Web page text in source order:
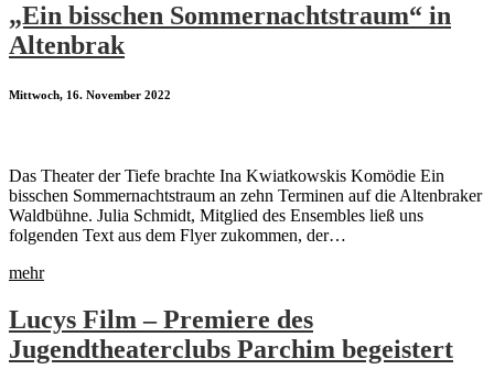
„Ein bisschen Sommernachtstraum“ in
Altenbrak
Mittwoch, 16. November 2022
Das Theater der Tiefe brachte Ina Kwiatkowskis Komödie Ein
bisschen Sommernachtstraum an zehn Terminen auf die Altenbraker
Waldbühne. Julia Schmidt, Mitglied des Ensembles ließ uns
folgenden Text aus dem Flyer zukommen, der…
mehr
Lucys Film – Premiere des
Jugendtheaterclubs Parchim begeistert